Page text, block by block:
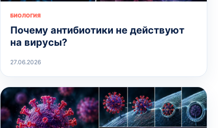
БИОЛОГИЯ
Почему антибиотики не действуют
на вирусы?
27.06.2026